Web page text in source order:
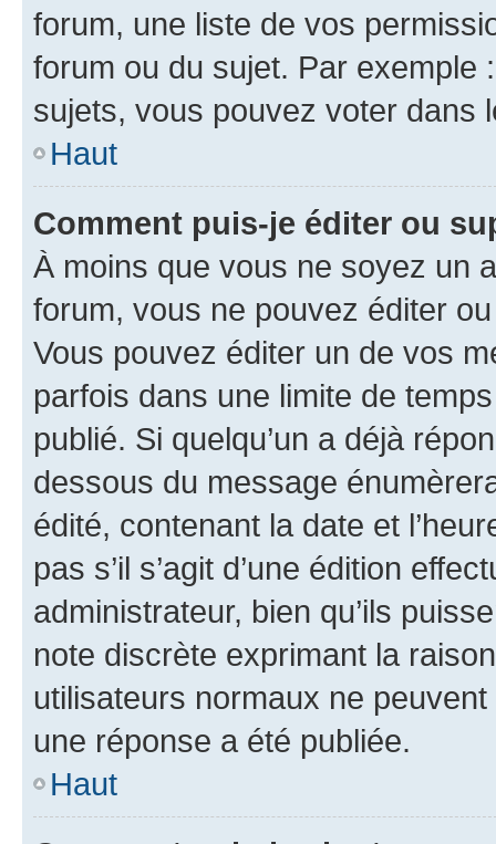
forum, une liste de vos
forum ou du sujet. Par exemple
sujets, vous pouvez voter dans
Haut
Comment puis-je éditer ou
À moins que vous ne soyez un
forum, vous ne pouvez éditer
Vous pouvez éditer un de vos
parfois dans une limite de
publié. Si quelqu’un a déjà
dessous du message
édité, contenant la date et
pas s’il s’agit d’une édition
administrateur, bien qu’ils
note discrète exprimant la
utilisateurs normaux ne
une réponse a été publiée.
Haut